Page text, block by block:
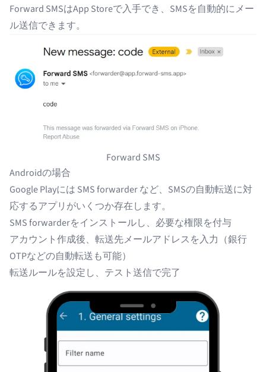
Forward SMSはApp Storeで入手でき、SMSを自動的にメー
ル送信できます。
Forward SMS
Androidの場合
Google Playには SMS forwarderなど、SMSの自動転送に対
応するアプリがいくつか存在します。
SMS forwarderをインストールし、必要な権限を付与
アカウント作成後、転送先メールアドレスを入力（銀行
OTPなどの自動転送も可能）
転送ルールを設定し、テスト送信で完了